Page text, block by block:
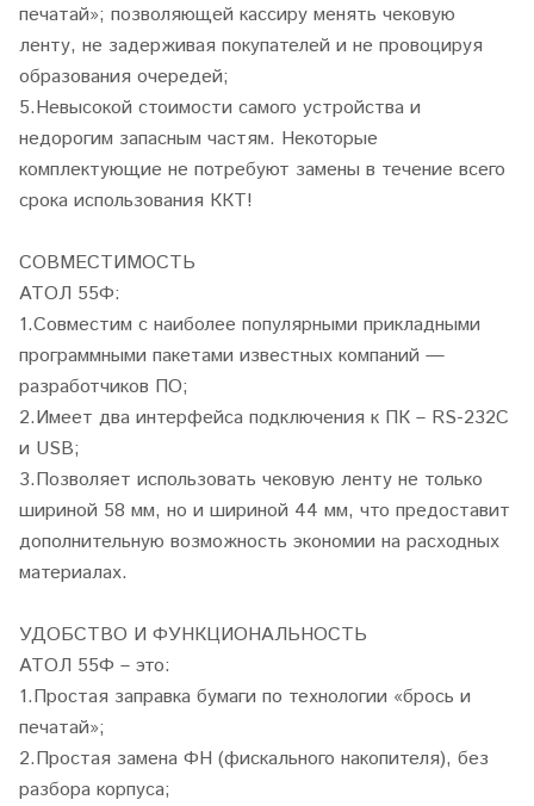
печатай»; позволяющей кассиру менять чековую
ленту, не задерживая покупателей и не провоцируя
образования очередей;
5.Невысокой стоимости самого устройства и
недорогим запасным частям. Некоторые
комплектующие не потребуют замены в течение всего
срока использования ККТ!
СОВМЕСТИМОСТЬ
АТОЛ 55Ф:
1.Совместим с наиболее популярными прикладными
программными пакетами известных компаний —
разработчиков ПО;
2.Имеет два интерфейса подключения к ПК – RS-232C
и USB;
3.Позволяет использовать чековую ленту не только
шириной 58 мм, но и шириной 44 мм, что предоставит
дополнительную возможность экономии на расходных
материалах.
УДОБСТВО И ФУНКЦИОНАЛЬНОСТЬ
АТОЛ 55Ф – это:
1.Простая заправка бумаги по технологии «брось и
печатай»;
2.Простая замена ФН (фискального накопителя), без
разбора корпуса;